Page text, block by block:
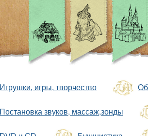
Игрушки, игры, творчество
Постановка звуков, массаж,зонды